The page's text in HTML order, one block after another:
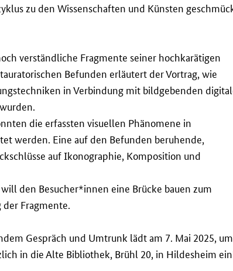
zu den Wissenschaften und Künsten
verständliche Fragmente seiner hochkarätigen
Befunden erläutert der Vortrag, wie
in Verbindung mit bildgebenden
die erfassten visuellen Phänomene in
werden. Eine auf den Befunden beruhende,
auf Ikonographie, Komposition und
den Besucher*innen eine Brücke bauen zum
der Fragmente.
Gespräch und Umtrunk lädt am 7. Mai 2025, um
in die Alte Bibliothek, Brühl 20, in Hildesheim